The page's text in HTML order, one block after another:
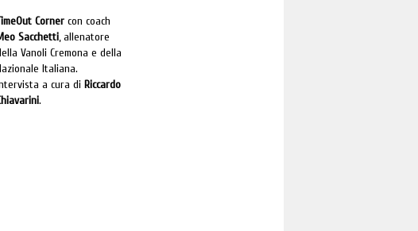
Corner con coach
Sacchetti, allenatore
Vanoli Cremona e della
Italiana.
a cura di Riccardo
.